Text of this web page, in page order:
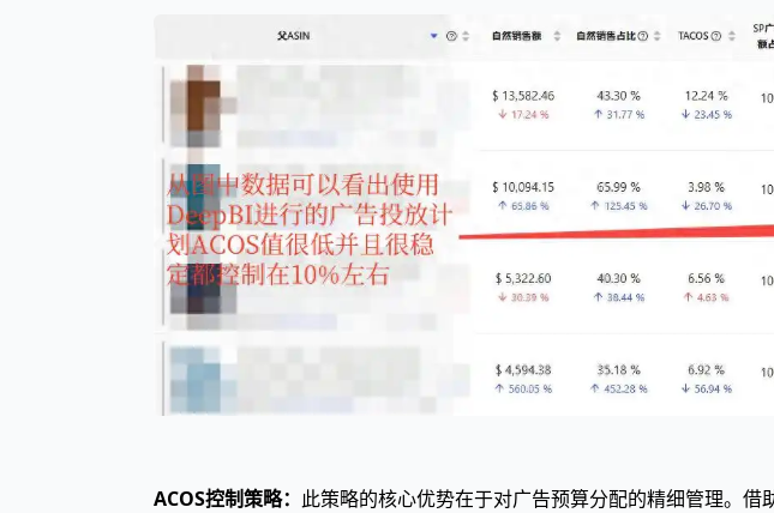
ACOS控制策略： 此策略的核心优势在于对广告预算分配的精细管理。